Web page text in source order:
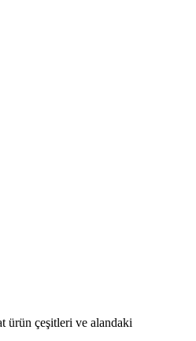
ürün çeşitleri ve alandaki